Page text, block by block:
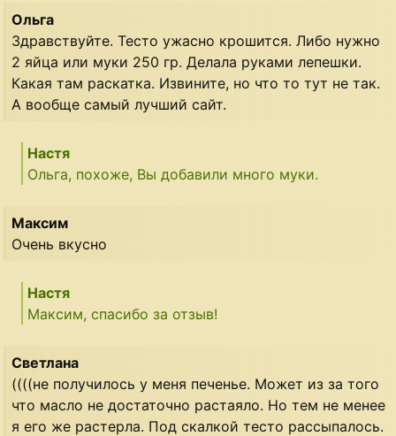
Ольга
Здравствуйте. Тесто ужасно крошится. Либо нужно
2 яйца или муки 250 гр. Делала руками лепешки.
Какая там раскатка. Извините, но что то тут не так.
А вообще самый лучший сайт.
Настя
Ольга, похоже, Вы добавили много муки.
Максим
Очень вкусно
Настя
Максим, спасибо за отзыв!
Светлана
((((не получилось у меня печенье. Может из за того
что масло не достаточно растаяло. Но тем не менее
я его же растерла. Под скалкой тесто рассыпалось.